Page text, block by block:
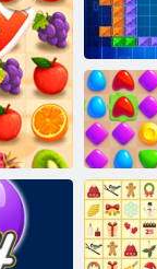
Ten
Match -